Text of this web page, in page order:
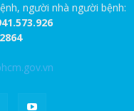
người nhà người bệnh: